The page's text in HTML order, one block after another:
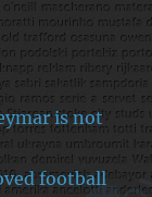
is not
football